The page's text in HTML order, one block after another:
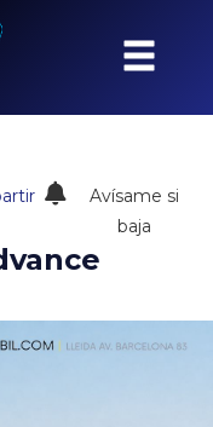
Avísame si
baja